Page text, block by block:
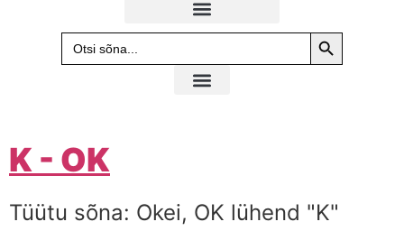
Search
for:
Search
K - OK
Tüütu sõna: Okei, OK lühend "K"